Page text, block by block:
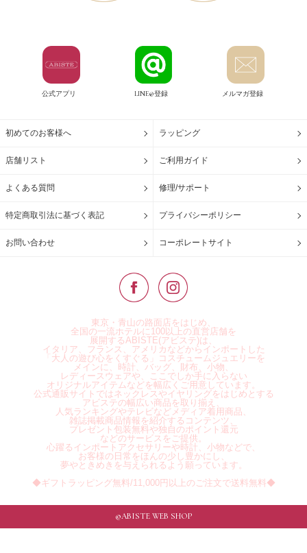
公式アプリ LINE@登録 メルマガ登録
初めてのお客様へ ラッピング
店舗リスト ご利用ガイド
よくある質問 修理/サポート
特定商取引法に基づく表記 プライバシーポリシー
お問い合わせ コーポレートサイト
東京・青山の路面店をはじめ、
全国の一流ホテルに100以上の直営店舗を
展開するABISTE(アビステ)は、
イタリア、フランス、アメリカなどからインポートした
「大人の遊び心をくすぐる」コスチュームジュエリーを
メインに、時計、バッグ、財布、小物、
レディースウェアや、ここでしか手に入らない
オリジナルアイテムなどを幅広くご用意しています。
公式通販サイトではネックレスやイヤリングをはじめとする
アビステの幅広い商品を取り揃え、
人気ランキングやテレビなどメディア着用商品、
雑誌掲載商品情報を紹介するコンテンツ、
プレゼント包装無料や独自のポイント還元
などのサービスをご提供。
心躍るインポートアクセサリーや時計、小物などで、
お客様の日常をほんの少し豊かにし、
夢やときめきを与えられるよう願っています。
◆ギフトラッピング無料/11,000円以上のご注文で送料無料◆
©ABISTE WEB SHOP